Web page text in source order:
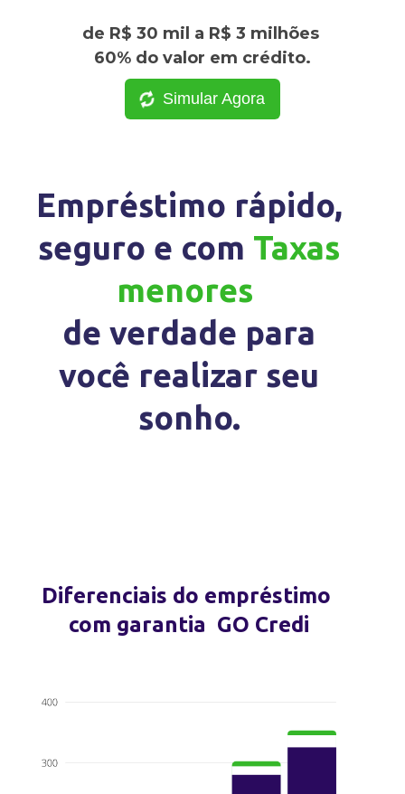
de R$ 30 mil a R$ 3 milhões
60% do valor em crédito.
Simular Agora
Empréstimo rápido,
seguro e com Taxas
menores
de verdade para
você realizar seu
sonho.
Diferenciais do empréstimo
com garantia GO Credi